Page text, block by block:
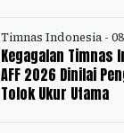
Timnas Indonesia -
Kegagalan Timnas
AFF 2026 Dinilai
Tolok Ukur Utama